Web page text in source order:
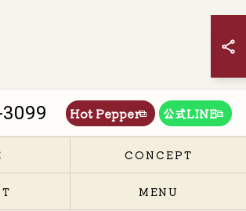
Hot Pepper 公式LINE
CONCEPT
MENU